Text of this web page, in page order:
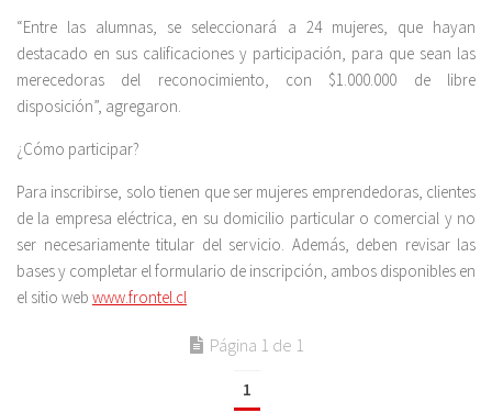
“Entre las alumnas, se seleccionará a 24 mujeres, que hayan
destacado en sus calificaciones y participación, para que sean las
merecedoras del reconocimiento, con $1.000.000 de libre
disposición”, agregaron.
¿Cómo participar?
Para inscribirse, solo tienen que ser mujeres emprendedoras, clientes
de la empresa eléctrica, en su domicilio particular o comercial y no
ser necesariamente titular del servicio. Además, deben revisar las
bases y completar el formulario de inscripción, ambos disponibles en
el sitio web www.frontel.cl
Página 1 de 1
1